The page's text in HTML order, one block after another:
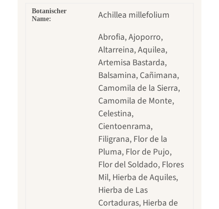
Botanischer
Name:
Achillea millefolium
Abrofia, Ajoporro,
Altarreina, Aquilea,
Artemisa Bastarda,
Balsamina, Cañimana,
Camomila de la Sierra,
Camomila de Monte,
Celestina,
Cientoenrama,
Filigrana, Flor de la
Pluma, Flor de Pujo,
Flor del Soldado, Flores
Mil, Hierba de Aquiles,
Hierba de Las
Cortaduras, Hierba de